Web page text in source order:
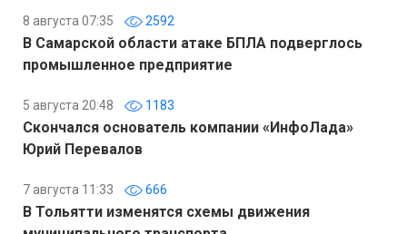
8 августа 07:35 2592
В Самарской области атаке БПЛА подверглось
промышленное предприятие
5 августа 20:48 1183
Скончался основатель компании «ИнфоЛада»
Юрий Перевалов
7 августа 11:33 666
В Тольятти изменятся схемы движения